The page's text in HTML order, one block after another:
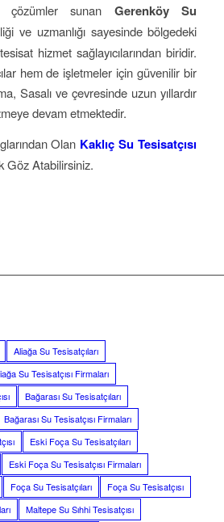
çözümler sunan Gerenköy Su
ve uzmanlığı sayesinde bölgedeki
hizmet sağlayıcılarından biridir.
hem de işletmeler için güvenilir bir
Sasalı ve çevresinde uzun yıllardır
devam etmektedir.
Olan Kaklıç Su Tesisatçısı
Göz Atabilirsiniz.
Aliağa Su Tesisatçıları
Su Tesisatçısı Firmaları
Bağarası Su Tesisatçıları
Bağarası Su Tesisatçısı Firmaları
Eski Foça Su Tesisatçıları
Eski Foça Su Tesisatçısı Firmaları
Foça Su Tesisatçıları
Foça Su Tesisatçısı
Maltepe Su Sıhhi Tesisatçısı